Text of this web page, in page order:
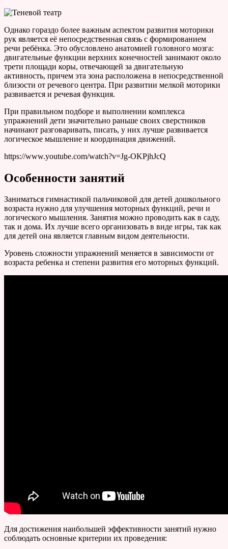
Однако гораздо более важным аспектом развития моторики
рук является её непосредственная связь с формированием
речи ребёнка. Это обусловлено анатомией головного мозга:
двигательные функции верхних конечностей занимают около
трети площади коры, отвечающей за двигательную
активность, причем эта зона расположена в непосредственной
близости от речевого центра. При развитии мелкой моторики
развивается и речевая функция.
При правильном подборе и выполнении комплекса
упражнений дети значительно раньше своих сверстников
начинают разговаривать, писать, у них лучше развивается
логическое мышление и координация движений.
https://www.youtube.com/watch?v=Jg-OKPjhJcQ
Особенности занятий
Заниматься гимнастикой пальчиковой для детей дошкольного
возраста нужно для улучшения моторных функций, речи и
логического мышления. Занятия можно проводить как в саду,
так и дома. Их лучше всего организовать в виде игры, так как
для детей она является главным видом деятельности.
Уровень сложности упражнений меняется в зависимости от
возраста ребенка и степени развития его моторных функций.
Для достижения наибольшей эффективности занятий нужно
соблюдать основные критерии их проведения: